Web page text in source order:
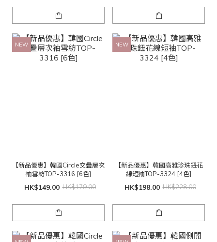
NEW
【新品優惠】韓國Circle交疊層次
袖雪紡TOP-3316 [6色]
HK$149.00 HK$179.00
NEW
【新品優惠】韓國高雅珍珠鈕花
線短袖TOP-3324 [4色]
HK$198.00 HK$228.00